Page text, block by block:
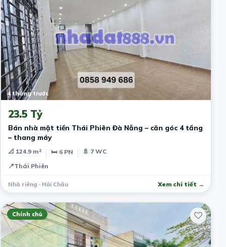
4 tháng trước
23.5 Tỷ
Bán nhà mặt tiền Thái Phiên Đà Nẵng – căn góc 4 tầng
– thang máy
📐 124.9 m² 🛏 6 PN
🚿 7 WC
📍Thái Phiên
Nhà riêng · Hải Châu Xem chi tiết →
Chính chủ